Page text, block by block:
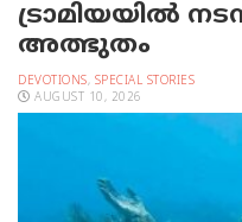
ട്രാമിയയില്‍
അത്ഭുതം
DEVOTIONS, SPECIAL STORIES
AUGUST 10, 2026